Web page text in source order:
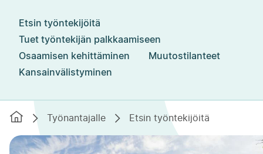
Etsin työntekijöitä
Tuet työntekijän palkkaamiseen
Osaamisen kehittäminen
Muutostilanteet
Kansainvälistyminen
EtusivuTyönantajalle Etsin työntekijöitä